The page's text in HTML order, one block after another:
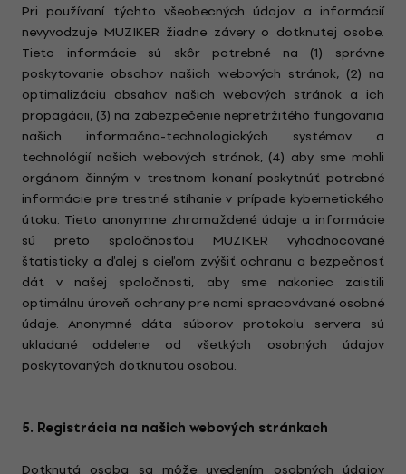
Pri používaní týchto všeobecných údajov a informácií
nevyvodzuje MUZIKER žiadne závery o dotknutej osobe.
Tieto informácie sú skôr potrebné na (1) správne
poskytovanie obsahov našich webových stránok, (2) na
optimalizáciu obsahov našich webových stránok a ich
propagácii, (3) na zabezpečenie nepretržitého fungovania
našich informačno-technologických systémov a
technológií našich webových stránok, (4) aby sme mohli
orgánom činným v trestnom konaní poskytnúť potrebné
informácie pre trestné stíhanie v prípade kybernetického
útoku. Tieto anonymne zhromaždené údaje a informácie
sú preto spoločnosťou MUZIKER vyhodnocované
štatisticky a ďalej s cieľom zvýšiť ochranu a bezpečnosť
dát v našej spoločnosti, aby sme nakoniec zaistili
optimálnu úroveň ochrany pre nami spracovávané osobné
údaje. Anonymné dáta súborov protokolu servera sú
ukladané oddelene od všetkých osobných údajov
poskytovaných dotknutou osobou.
5. Registrácia na našich webových stránkach